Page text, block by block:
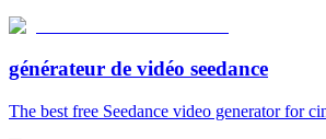
générateur de vidéo seedance
The best free Seedance video generator for